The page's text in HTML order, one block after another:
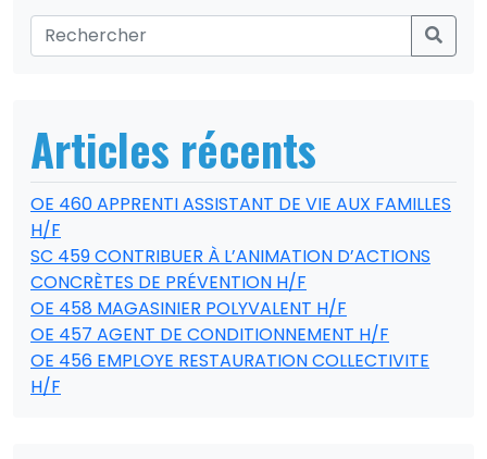
Articles récents
OE 460 APPRENTI ASSISTANT DE VIE AUX FAMILLES
H/F
SC 459 CONTRIBUER À L’ANIMATION D’ACTIONS
CONCRÈTES DE PRÉVENTION H/F
OE 458 MAGASINIER POLYVALENT H/F
OE 457 AGENT DE CONDITIONNEMENT H/F
OE 456 EMPLOYE RESTAURATION COLLECTIVITE
H/F